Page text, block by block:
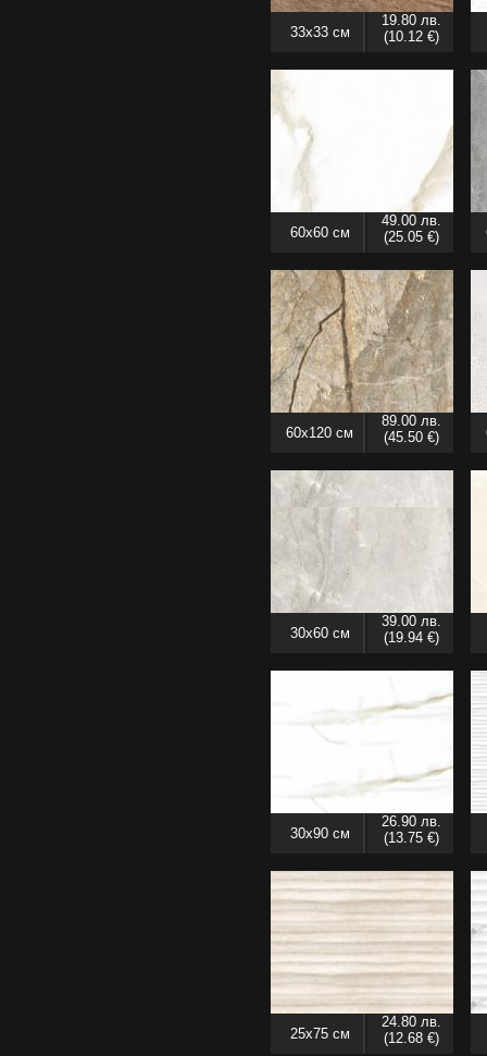
33x33 см
19.80 лв.
(10.12 €)
60x60 см
49.00 лв.
(25.05 €)
60x120 см
89.00 лв.
(45.50 €)
30x60 см
39.00 лв.
(19.94 €)
30x90 см
26.90 лв.
(13.75 €)
25x75 см
24.80 лв.
(12.68 €)